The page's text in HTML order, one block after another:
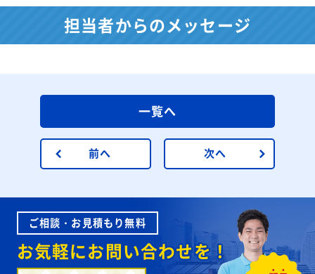
担当者からのメッセージ
前へ
一覧へ
次へ
ご相談・お見積もり無料
お気軽にお問い合わせを！